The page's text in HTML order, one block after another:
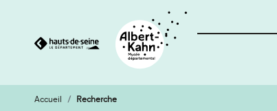
Accueil Recherche